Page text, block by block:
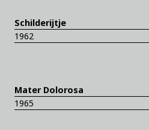
Schilderijtje
1962
Mater Dolorosa
1965